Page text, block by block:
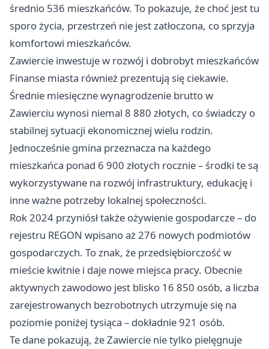
średnio 536 mieszkańców. To pokazuje, że choć jest tu
sporo życia, przestrzeń nie jest zatłoczona, co sprzyja
komfortowi mieszkańców.
Zawiercie inwestuje w rozwój i dobrobyt mieszkańców
Finanse miasta również prezentują się ciekawie.
Średnie miesięczne wynagrodzenie brutto w
Zawierciu wynosi niemal 8 880 złotych, co świadczy o
stabilnej sytuacji ekonomicznej wielu rodzin.
Jednocześnie gmina przeznacza na każdego
mieszkańca ponad 6 900 złotych rocznie – środki te są
wykorzystywane na rozwój infrastruktury, edukację i
inne ważne potrzeby lokalnej społeczności.
Rok 2024 przyniósł także ożywienie gospodarcze – do
rejestru REGON wpisano aż 276 nowych podmiotów
gospodarczych. To znak, że przedsiębiorczość w
mieście kwitnie i daje nowe miejsca pracy. Obecnie
aktywnych zawodowo jest blisko 16 850 osób, a liczba
zarejestrowanych bezrobotnych utrzymuje się na
poziomie poniżej tysiąca – dokładnie 921 osób.
Te dane pokazują, że Zawiercie nie tylko pielęgnuje